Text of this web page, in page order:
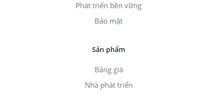
Phát triển bền vững
Bảo mật
Sản phẩm
Bảng giá
Nhà phát triển